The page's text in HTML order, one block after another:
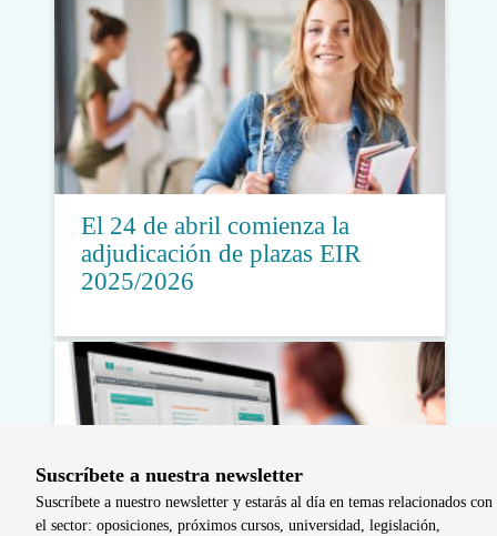
El 24 de abril comienza la
adjudicación de plazas EIR
2025/2026
Suscríbete a nuestra newsletter
Suscríbete a nuestro newsletter y estarás al día en temas relacionados con
el sector: oposiciones, próximos cursos, universidad, legislación,